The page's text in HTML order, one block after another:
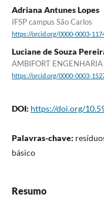
Adriana Antunes Lopes
IFSP campus São Carlos
https://orcid.org/0000-0003-
Luciane de Souza
AMBIFORT
https://orcid.org/0000-0003-
DOI: https://doi.org/
Palavras-chave:
básico
Resumo